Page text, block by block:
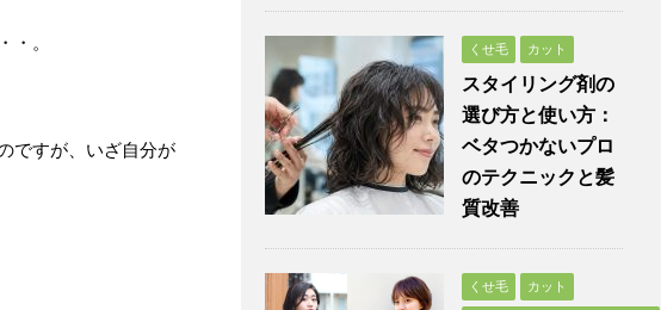
・。
ですが、いざ自分が
くせ毛 カット
スタイリング剤の
選び方と使い方：
ベタつかないプロ
のテクニックと髪
質改善
くせ毛 カット